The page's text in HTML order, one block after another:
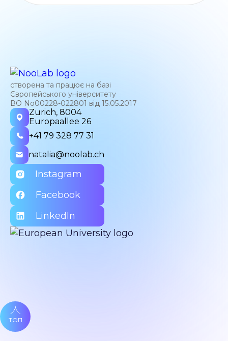
створена та працює на базі
Європейського університету
ВО No00228-022801 від 15.05.2017
Zurich, 8004
Europaallee 26
+41 79 328 77 31
natalia@noolab.ch
Instagram
Facebook
LinkedIn
ТОП